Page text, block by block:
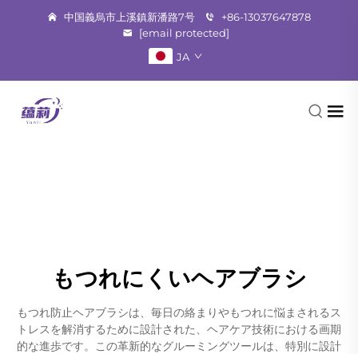
中国義烏市上溪鎮新潘路7号
+86-13037647878
[email protected]
JA
もつれにくいヘアブラシ
もつれ防止ヘアブラシは、毎日の絡まりやもつれに悩まされるス
トレスを解消するために設計された、ヘアケア技術における画期
的な進歩です。この革新的なグルーミングツールは、特別に設計